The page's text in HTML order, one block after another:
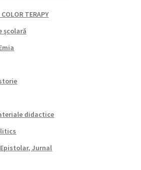
TERAPY
şcolară
didactice
Jurnal